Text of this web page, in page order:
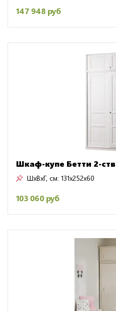
147 948 руб
Шкаф-купе Бетти 2-
ШxВxГ, см: 131x252x60
103 060 руб